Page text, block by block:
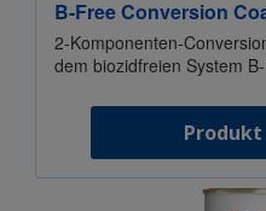
B-Free Conversion
2-Komponenten-
dem biozidfreien System